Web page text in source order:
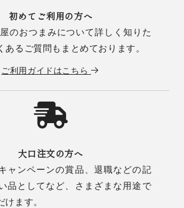
初めてご利用の方へ
のおつまみについて詳しく知りた
あるご質問もまとめております。
ご利用ガイドはこちら
大口注文の方へ
ャンペーンの賞品、退職などの記
品としてなど、さまざまな用途で
けます。